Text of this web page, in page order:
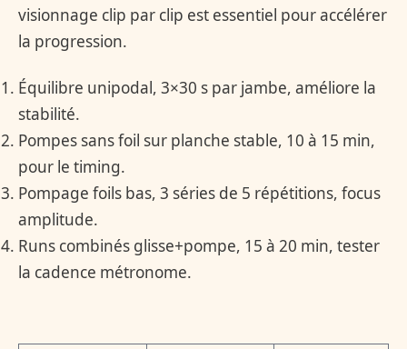
visionnage clip par clip est essentiel pour accélérer
la progression.
Équilibre unipodal, 3×30 s par jambe, améliore la
stabilité.
Pompes sans foil sur planche stable, 10 à 15 min,
pour le timing.
Pompage foils bas, 3 séries de 5 répétitions, focus
amplitude.
Runs combinés glisse+pompe, 15 à 20 min, tester
la cadence métronome.